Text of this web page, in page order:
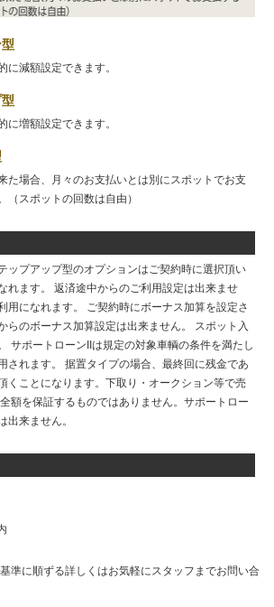
に減額設定できます。
に増額設定できます。
た場合、月々のお支払いとは別にスポットでお支
（スポットの回数は自由）
ップアップ型のオプションはご契約時に選択頂い
れます。 返済途中からのご利用設定は出来ませ
用になれます。 ご契約時にボーナス加算を設定さ
らのボーナス加算設定は出来ません。 スポット入
サポートローンIIは規定の対象車輌の条件を満たし
されます。 据置タイプの場合、最終回に残金であ
くことになります。下取り・オークション等で売
額を保証するものではありません。サポートロー
出来ません。
準に順ずる詳しくはお気軽にスタッフまでお問い合